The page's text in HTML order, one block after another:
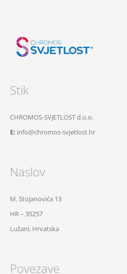
Stik
CHROMOS-SVJETLOST d.o.o.
E: info@chromos-svjetlost.hr
Naslov
M. Stojanovića 13
HR – 35257
Lužani, Hrvatska
Povezave